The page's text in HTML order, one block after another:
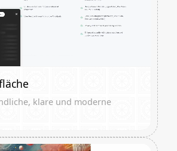
klare und moderne